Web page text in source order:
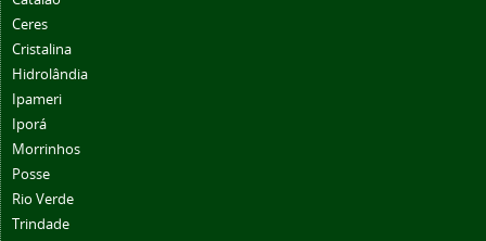
Ceres
Cristalina
Hidrolândia
Ipameri
Iporá
Morrinhos
Posse
Rio Verde
Trindade